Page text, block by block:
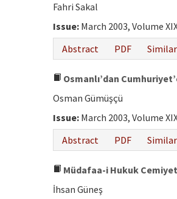
Fahri Sakal
Issue: March 2003, Volume
Abstract
PDF
Osmanlı’dan
Osman Gümüşçü
Issue: March 2003, Volume
Abstract
PDF
Müdafaa-i Hukuk
İhsan Güneş